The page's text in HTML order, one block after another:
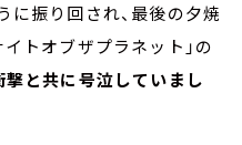
振り回され、最後の夕焼
トオブザプラネット」の
と共に号泣していまし